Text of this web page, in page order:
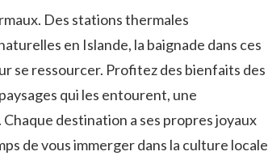
⁣Des ⁣stations thermales
⁣en Islande, la baignade‍ dans ces⁢
se ​ressourcer. Profitez ⁢des bienfaits des
qui⁣ les ⁤entourent, une‌
destination a ses propres​ joyaux
​de vous immerger dans la culture locale